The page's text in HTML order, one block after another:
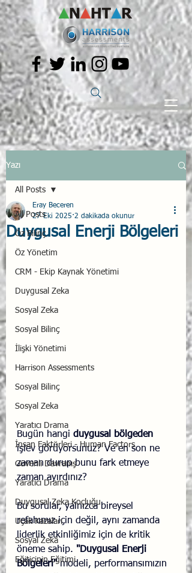
Yazı
All Posts
Öz Bilinç
Öz Yönetim
CRM - Ekip Kaynak Yönetimi
Duygusal Zeka
Sosyal Zeka
Sosyal Bilinç
İlişki Yönetimi
Harrison Assessments
Sosyal Bilinç
Sosyal Zeka
Yaratıcı Drama
İnsan Faktörleri - Human Factors
Güvenli Davranış
Yaratıcı Drama
Duygusal Zeka Koçluğu
Uçak Kazaları
Sosyal Zekâ
Eğiticinin Eğitimi
All Posts
Duygusal Enerji Bölgeleri
Eray Beceren
27 Eki 2025 2 dakikada okunur
Bugün hangi duygusal bölgeden
işlev görüyorsunuz? Ve en son ne
zaman durup bunu fark etmeye
zaman ayırdınız?
Bu sorular, yalnızca bireysel
refahımız için değil, aynı zamanda
liderlik etkinliğimiz için de kritik
öneme sahip. "Duygusal Enerji
Bölgeleri" modeli, performansımızın